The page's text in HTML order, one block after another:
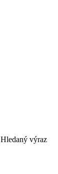
Hledaný výraz